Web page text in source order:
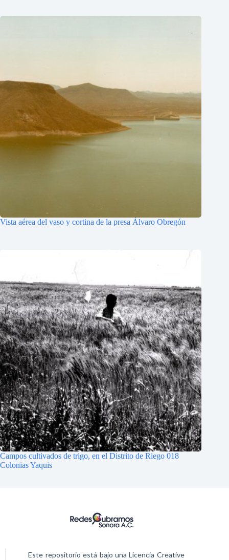
Vista aérea del vaso y cortina de la presa Álvaro Obregón
Campos cultivados de trigo, en el Distrito de Riego 018
Colonias Yaquis
Este repositorio está bajo una Licencia Creative